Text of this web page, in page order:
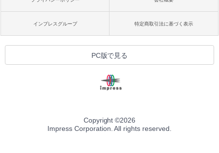
インプレスグループ 特定商取引法に基づく表示
PC版で見る
Copyright ©2026
Impress Corporation. All rights reserved.